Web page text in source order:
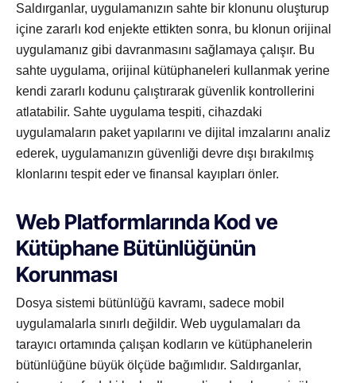
Saldırganlar, uygulamanızın sahte bir klonunu oluşturup
içine zararlı kod enjekte ettikten sonra, bu klonun orijinal
uygulamanız gibi davranmasını sağlamaya çalışır. Bu
sahte uygulama, orijinal kütüphaneleri kullanmak yerine
kendi zararlı kodunu çalıştırarak güvenlik kontrollerini
atlatabilir. Sahte uygulama tespiti, cihazdaki
uygulamaların paket yapılarını ve dijital imzalarını analiz
ederek, uygulamanızın güvenliği devre dışı bırakılmış
klonlarını tespit eder ve finansal kayıpları önler.
Web Platformlarında Kod ve
Kütüphane Bütünlüğünün
Korunması
Dosya sistemi bütünlüğü kavramı, sadece mobil
uygulamalarla sınırlı değildir. Web uygulamaları da
tarayıcı ortamında çalışan kodların ve kütüphanelerin
bütünlüğüne büyük ölçüde bağımlıdır. Saldırganlar,